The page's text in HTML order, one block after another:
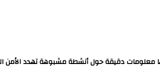
معلومات دقيقة حول أنشطة مشبوهة تهدد الأمن